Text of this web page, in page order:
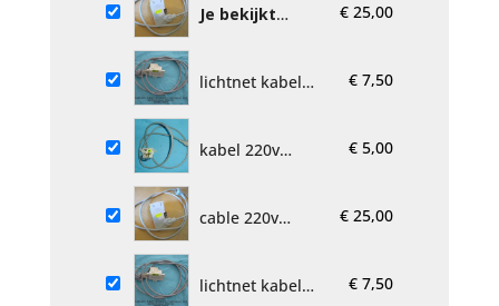
aantal
Je bekijkt
Miele M.Nr.
€ 25,00
lichtnet kabel
ontstorings relais
€ 7,50
kabel 220v
€ 5,00
cable 220v
07635651
€ 25,00
lichtnet kabel
€ 7,50